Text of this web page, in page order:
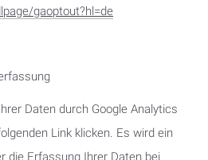
gaoptout?hl=de
Daten durch Google Analytics
Link klicken. Es wird ein
die Erfassung Ihrer Daten bei